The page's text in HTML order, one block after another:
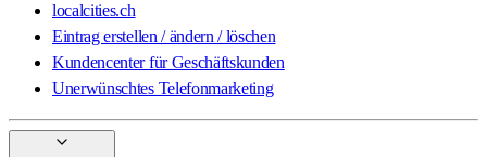
localcities.ch
Eintrag erstellen / ändern / löschen
Kundencenter für Geschäftskunden
Unerwünschtes Telefonmarketing